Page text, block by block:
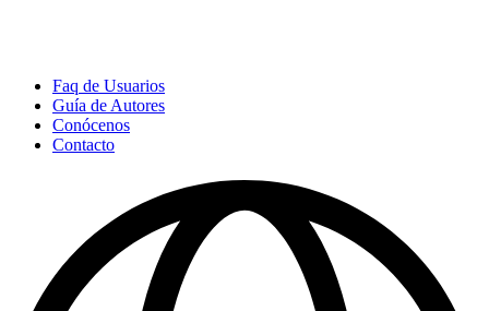
Faq de Usuarios
Guía de Autores
Conócenos
Contacto